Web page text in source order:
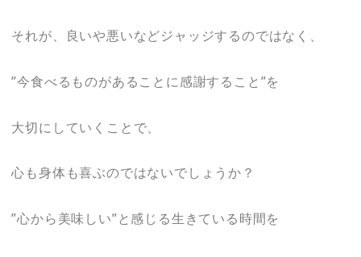
それが、良いや悪いなどジャッジするのではなく、
”今食べるものがあることに感謝すること”を
大切にしていくことで、
心も身体も喜ぶのではないでしょうか？
”心から美味しい”と感じる生きている時間を